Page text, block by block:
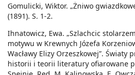
Gomulicki, Wiktor. „Żniwo
(1891). S. 1-2.
Ihnatowicz, Ewa. „Szlachcic
motywu w Krewnych Józefa
Wacławy Elizy Orzeszkowej”. Światy
historii i teorii literatury ofiarowane